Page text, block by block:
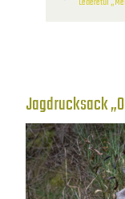
Jagdrucksack